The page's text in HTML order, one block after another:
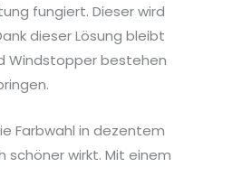
fungiert. Dieser wird
dieser Lösung bleibt
Windstopper bestehen
Farbwahl in dezentem
schöner wirkt. Mit einem